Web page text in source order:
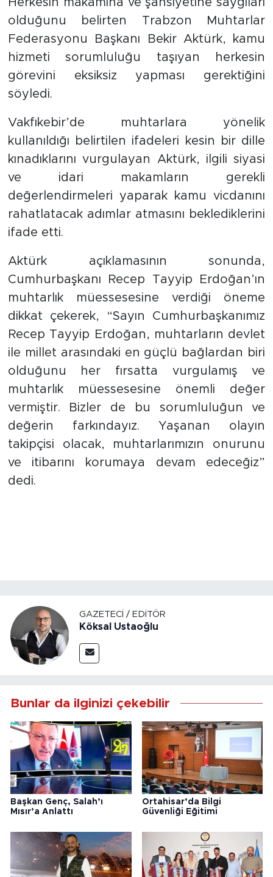
Herkesin makamına ve şahsiyetine saygıları
olduğunu belirten Trabzon Muhtarlar
Federasyonu Başkanı Bekir Aktürk, kamu
hizmeti sorumluluğu taşıyan herkesin
görevini eksiksiz yapması gerektiğini
söyledi.
Vakfıkebir’de muhtarlara yönelik
kullanıldığı belirtilen ifadeleri kesin bir dille
kınadıklarını vurgulayan Aktürk, ilgili siyasi
ve idari makamların gerekli
değerlendirmeleri yaparak kamu vicdanını
rahatlatacak adımlar atmasını beklediklerini
ifade etti.
Aktürk açıklamasının sonunda,
Cumhurbaşkanı Recep Tayyip Erdoğan’ın
muhtarlık müessesesine verdiği öneme
dikkat çekerek, “Sayın Cumhurbaşkanımız
Recep Tayyip Erdoğan, muhtarların devlet
ile millet arasındaki en güçlü bağlardan biri
olduğunu her fırsatta vurgulamış ve
muhtarlık müessesesine önemli değer
vermiştir. Bizler de bu sorumluluğun ve
değerin farkındayız. Yaşanan olayın
takipçisi olacak, muhtarlarımızın onurunu
ve itibarını korumaya devam edeceğiz”
dedi.
GAZETECI / EDITÖR
Köksal Ustaoğlu
Bunlar da ilginizi çekebilir
Başkan Genç, Salah’ı
Mısır’a Anlattı
Ortahisar’da Bilgi
Güvenliği Eğitimi